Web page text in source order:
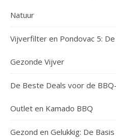
Natuur
Vijverfilter en Pondovac 5:
Gezonde Vijver
De Beste Deals voor de
Outlet en Kamado BBQ
Gezond en Gelukkig: De